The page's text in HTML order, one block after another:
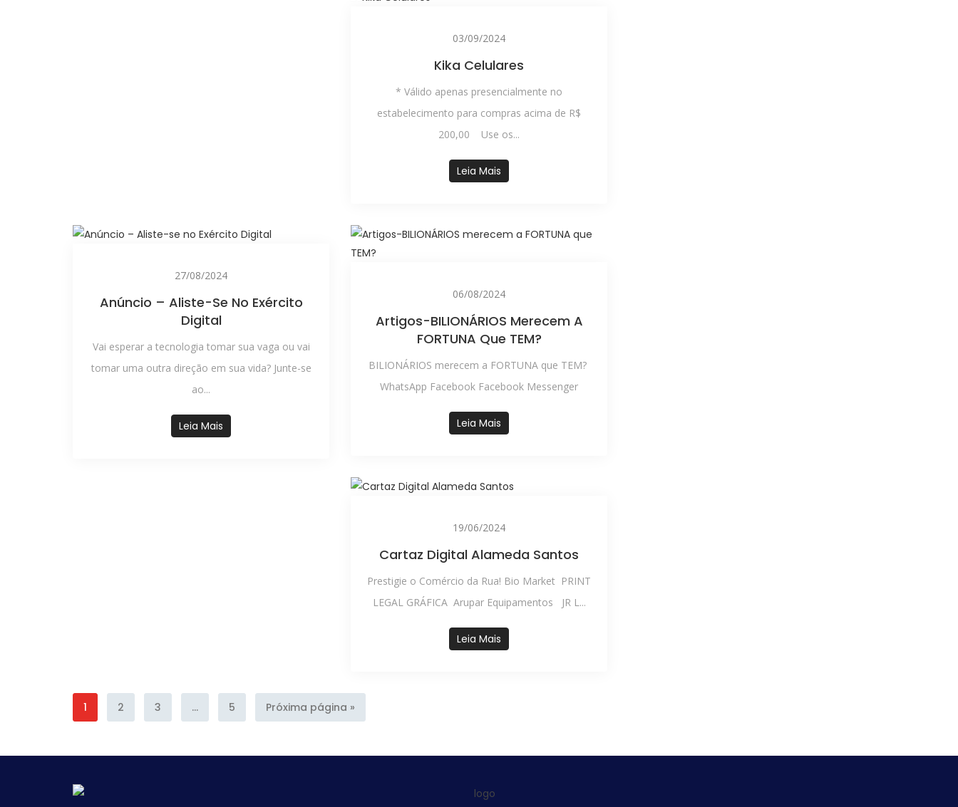
03/09/2024
Kika Celulares
* Válido apenas presencialmente no
estabelecimento para compras acima de R$
200,00 Use os...
Leia Mais
27/08/2024
Anúncio – Aliste-Se No Exército
Digital
Vai esperar a tecnologia tomar sua vaga ou vai
tomar uma outra direção em sua vida? Junte-se
ao...
Leia Mais
06/08/2024
Artigos-BILIONÁRIOS Merecem A
FORTUNA Que TEM?
BILIONÁRIOS merecem a FORTUNA que TEM?
WhatsApp Facebook Facebook Messenger
Leia Mais
19/06/2024
Cartaz Digital Alameda Santos
Prestigie o Comércio da Rua! Bio Market PRINT
LEGAL GRÁFICA Arupar Equipamentos JR L...
Leia Mais
1 2 3 ... 5 Próxima página »